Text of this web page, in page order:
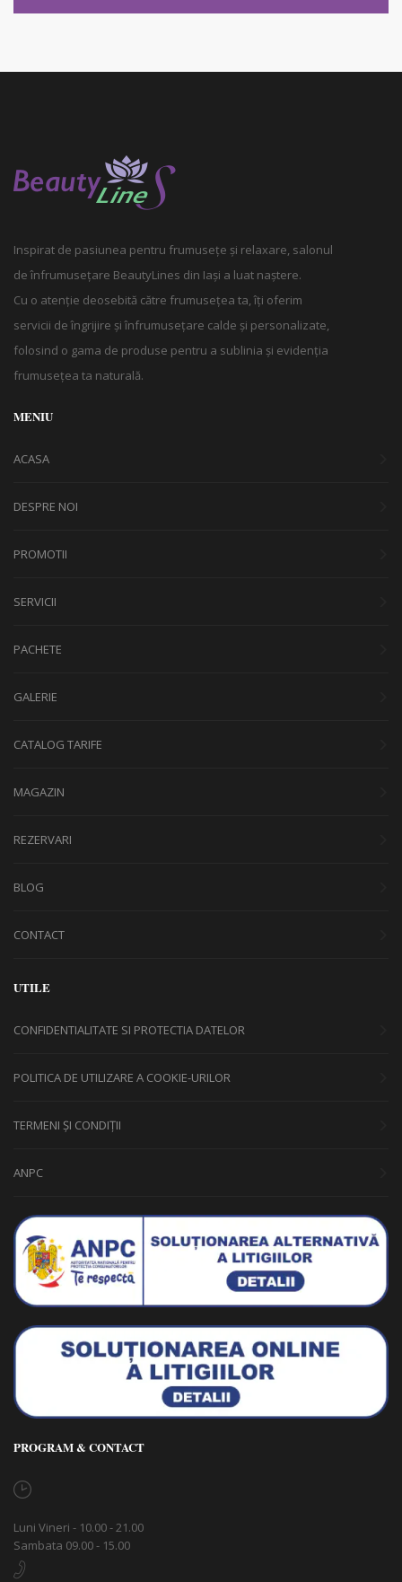
Inspirat de pasiunea pentru frumusețe și relaxare, salonul
de înfrumusețare BeautyLines din Iași a luat naștere.
Cu o atenție deosebită către frumusețea ta, îți oferim
servicii de îngrijire și înfrumusețare calde și personalizate,
folosind o gama de produse pentru a sublinia și evidenția
frumusețea ta naturală.
MENIU
ACASA
DESPRE NOI
PROMOTII
SERVICII
PACHETE
GALERIE
CATALOG TARIFE
MAGAZIN
REZERVARI
BLOG
CONTACT
UTILE
CONFIDENTIALITATE SI PROTECTIA DATELOR
POLITICA DE UTILIZARE A COOKIE-URILOR
TERMENI ȘI CONDIȚII
ANPC
PROGRAM & CONTACT
Luni Vineri - 10.00 - 21.00
Sambata 09.00 - 15.00